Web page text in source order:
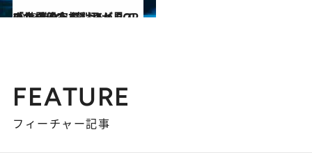
2023.5.10
「この子たち、ヤバい！」仲宗根梨乃が見てきた 進化し続けるK-POPの世界
カルチャー
FEATURE
フィーチャー記事